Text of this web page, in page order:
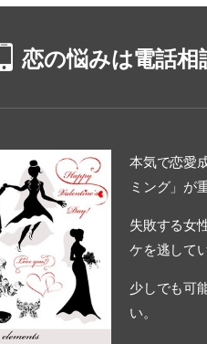
恋の悩みは電話相
本気で恋愛
ミング」が
失敗する女
ケを逃して
少しでも可
い。